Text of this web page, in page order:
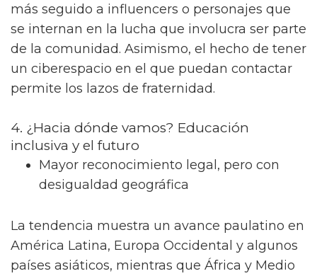
más seguido a influencers o personajes que
se internan en la lucha que involucra ser parte
de la comunidad. Asimismo, el hecho de tener
un ciberespacio en el que puedan contactar
permite los lazos de fraternidad.
4. ¿Hacia dónde vamos? Educación
inclusiva y el futuro
Mayor reconocimiento legal, pero con
desigualdad geográfica
La tendencia muestra un avance paulatino en
América Latina, Europa Occidental y algunos
países asiáticos, mientras que África y Medio